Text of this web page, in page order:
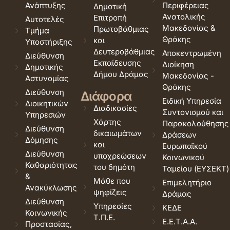
Ανάπτυξης
Αυτοτελές
Τμήμα
Υποστήριξης
Διεύθυνση
Δημοτικής
Αστυνομίας
Διεύθυνση
Διοικητικών
Υπηρεσιών
Διεύθυνση
Δόμησης
Διεύθυνση
Καθαριότητας
&
Ανακύκλωσης
Διεύθυνση
Κοινωνικής
Προστασίας,
Δημοτική
Επιτροπή
Πρωτοβάθμιας
και
Δευτεροβάθμιας
Εκπαίδευσης
Δήμου Δράμας
Διάφορα
Διαδικασίες
Χάρτης
δικαιωμάτων
και
υποχρεώσεων
του δημότη
Μάθε που
ψηφίζεις
Υπηρεσίες
Τ.Π.Ε.
Περιφέρειας
Ανατολικής
Μακεδονίας &
Θράκης
Αποκεντρωμένη
Διοίκηση
Μακεδονίας -
Θράκης
Ειδική Υπηρεσία
Συντονισμού και
Παρακολούθησης
Δράσεων
Ευρωπαϊκού
Κοινωνικού
Ταμείου (ΕΥΣΕΚΤ)
Επιμελητήριο
Δράμας
ΚΕΔΕ
Ε.Ε.Τ.Α.Α.